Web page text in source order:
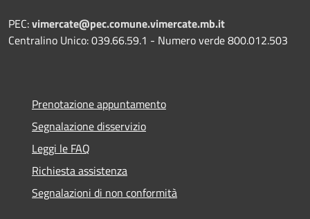
PEC:vimercate@pec.comune.vimercate.mb.it
Centralino Unico: 039.66.59.1 - Numero verde 800.012.503
Prenotazione appuntamento
Segnalazione disservizio
Leggi le FAQ
Richiesta assistenza
Segnalazioni di non conformità